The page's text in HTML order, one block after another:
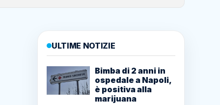
ULTIME NOTIZIE
Bimba di 2 anni in
ospedale a Napoli,
è positiva alla
marijuana